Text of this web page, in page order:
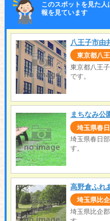
このスポットを見た
報を見ています
八王子市由
東京都八
東京都八王
です。
まちなみ公
埼玉県春
埼玉県春日
す。
高野倉ふれ
埼玉県比
埼玉県比企